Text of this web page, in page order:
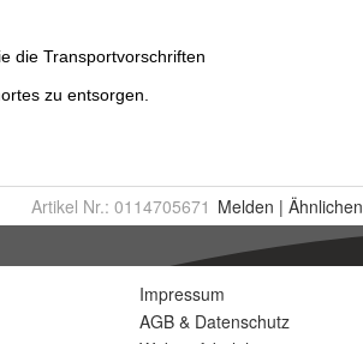
Artikel Nr.: 0114705671 Melden | Ähnlichen
Impressum
AGB & Datenschutz